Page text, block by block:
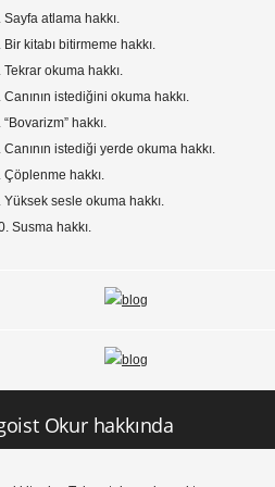
Sayfa atlama hakkı.
Bir kitabı bitirmeme hakkı.
Tekrar okuma hakkı.
Canının istediğini okuma hakkı.
“Bovarizm” hakkı.
Canının istediği yerde okuma hakkı.
Çöplenme hakkı.
Yüksek sesle okuma hakkı.
Susma hakkı.
Okur hakkında